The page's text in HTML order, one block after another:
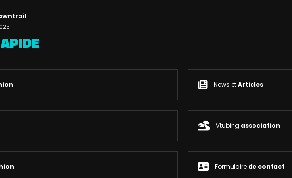
News etArticles
Vtubing association
Formulaire de contact